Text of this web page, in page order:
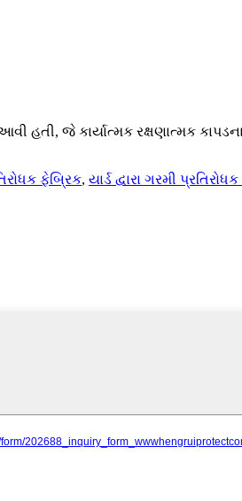
આવી હતી, જે કાર્યાત્મક
ફેબ્રિક, યાર્ડ દ્વારા ગરમી